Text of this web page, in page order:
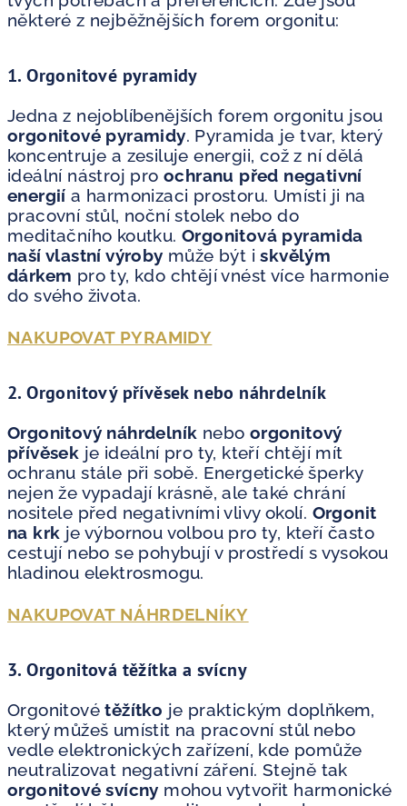
některé z nejběžnějších forem orgonitu:
1.Orgonitové pyramidy
Jedna z nejoblíbenějších forem orgonitu jsou
orgonitové pyramidy. Pyramida je tvar, který
koncentruje a zesiluje energii, což z ní dělá
ideální nástroj pro ochranu před negativní
energií a harmonizaci prostoru. Umísti ji na
pracovní stůl, noční stolek nebo do
meditačního koutku. Orgonitová pyramida
naší vlastní výroby může být iskvělým
dárkem pro ty, kdo chtějí vnést více harmonie
do svého života.
NAKUPOVAT PYRAMIDY
2.Orgonitový přívěsek nebo náhrdelník
Orgonitový náhrdelník nebo orgonitový
přívěsek je ideální pro ty, kteří chtějí mít
ochranu stále při sobě. Energetické šperky
nejen že vypadají krásně, ale také chrání
nositele před negativními vlivy okolí. Orgonit
na krk je výbornou volbou pro ty, kteří často
cestují nebo se pohybují v prostředí s vysokou
hladinou elektrosmogu.
NAKUPOVAT NÁHRDELNÍKY
3.Orgonitová těžítka a svícny
Orgonitovétěžítko je praktickým doplňkem,
který můžeš umístit na pracovní stůl nebo
vedle elektronických zařízení, kde pomůže
neutralizovat negativní záření. Stejně tak
orgonitové svícny mohou vytvořit harmonické